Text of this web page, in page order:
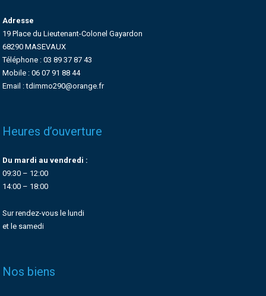
Adresse
19 Place du Lieutenant-Colonel Gayardon
68290 MASEVAUX
Téléphone : 03 89 37 87 43
Mobile : 06 07 91 88 44
Email : tdimmo290@orange.fr
Heures d’ouverture
Du mardi au vendredi :
09:30 – 12:00
14:00 – 18:00
Sur rendez-vous le lundi
et le samedi
Nos biens